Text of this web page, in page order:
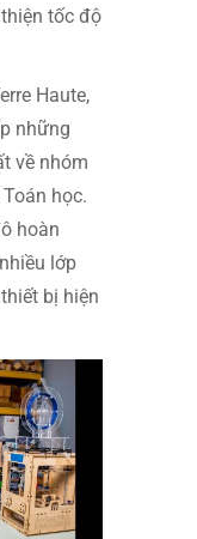
tốc độ
Haute,
những
về nhóm
học.
hoàn
lớp
bị hiện